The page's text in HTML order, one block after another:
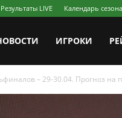
Результаты LIVE Календарь
ИГРОКИ
– 29-30.04. Прогноз на